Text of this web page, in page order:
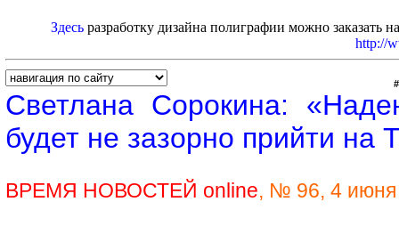
Здесь разработку дизайна полиграфии можно заказать
http://
Светлана Сорокина:
будет не зазорно прийти на
ВРЕМЯ НОВОСТЕЙ online, № 96, 4